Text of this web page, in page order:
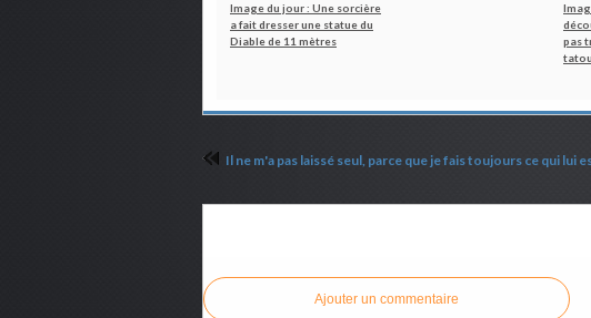
Image du jour : Une sorcière
a fait dresser une statue du
Diable de 11 mètres
pas
Ajouter un commentaire